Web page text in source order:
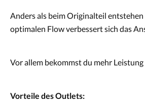
Anders als beim Originalteil
optimalen Flow verbessert sich das
Vor allem bekommst du mehr
Vorteile des Outlets: